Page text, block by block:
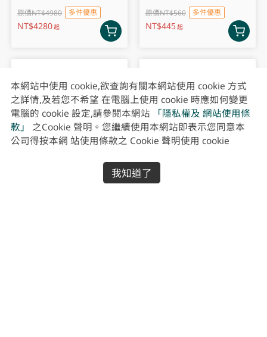
原價NT$4980 多件優惠
NT$4280起
原價NT$560 多件優惠
NT$445起
Cofit 左旋肉鹼液態膠囊
本網站中使用 cookie,欲查詢有關本網站使用 cookie 方式
之詳情,及若您不希望 在電腦上使用 cookie 時應如何變更
電腦的 cookie 設定,請參閱本網站
「隱私權及 網站使用條
款」
之Cookie 聲明。您繼續使用本網站即表示您同意本
公司得按本網 站使用條款之 Cookie 聲明使用 cookie
我知道了